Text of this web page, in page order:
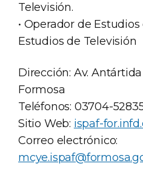
Televisión.
• Operador de
Estudios de Televisión
Dirección: Av.
Formosa
Teléfonos: 03704-
Sitio Web: ispaf-
Correo electrónico: